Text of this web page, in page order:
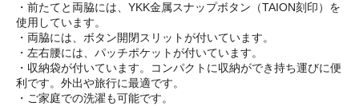
・前たてと両脇には、YKK金属スナップボタン（TAION刻印）を
使用しています。
・両脇には、ボタン開閉スリットが付いています。
・左右腰には、パッチポケットが付いています。
・収納袋が付いています。コンパクトに収納ができ持ち運びに便
利です。外出や旅行に最適です。
・ご家庭での洗濯も可能です。